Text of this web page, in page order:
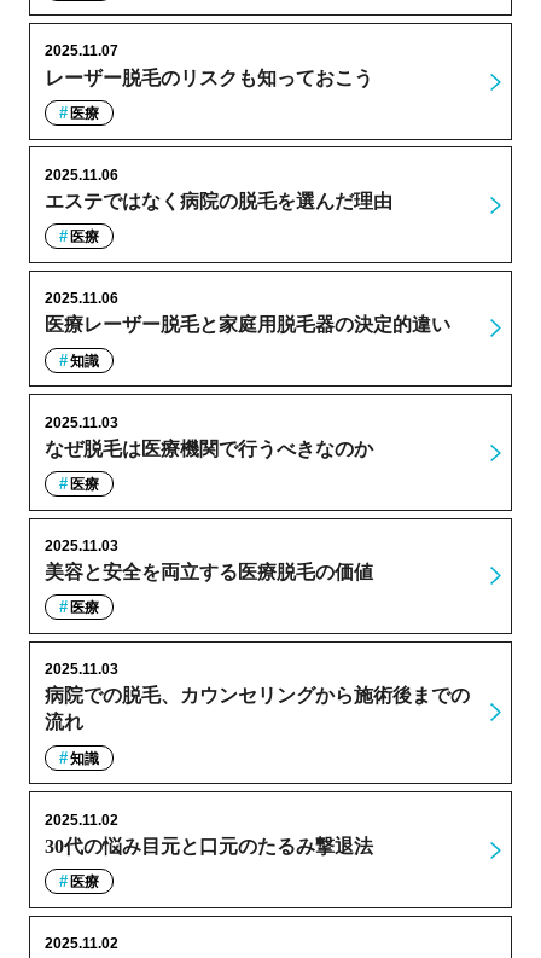
レーザー脱毛のリスクも知っておこう
2025.11.07
医療
エステではなく病院の脱毛を選んだ理由
2025.11.06
医療
医療レーザー脱毛と家庭用脱毛器の決定的違い
2025.11.06
知識
なぜ脱毛は医療機関で行うべきなのか
2025.11.03
医療
美容と安全を両立する医療脱毛の価値
2025.11.03
医療
病院での脱毛、カウンセリングから施術後までの
流れ
2025.11.03
知識
30代の悩み目元と口元のたるみ撃退法
2025.11.02
医療
2025.11.02